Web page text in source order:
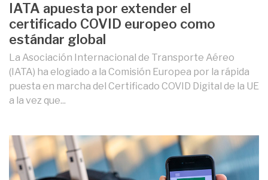
IATA apuesta por extender el
certificado COVID europeo como
estándar global
La Asociación Internacional de Transporte Aéreo
(IATA) ha elogiado a la Comisión Europea por la rápida
puesta en marcha del Certificado COVID Digital de la UE
a la vez que...